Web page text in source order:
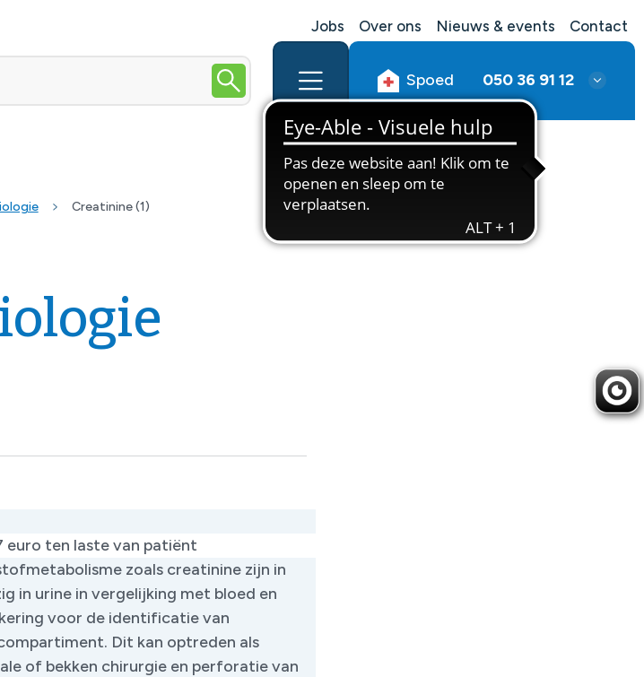
Jobs Over ons Nieuws & events Contact
Spoed 050 36 91 12
Creatinine (1)
ten laste van patiënt
zoals creatinine zijn in
in urine in vergelijking met bloed en
voor de identificatie van
Dit kan optreden als
of bekken chirurgie en perforatie van